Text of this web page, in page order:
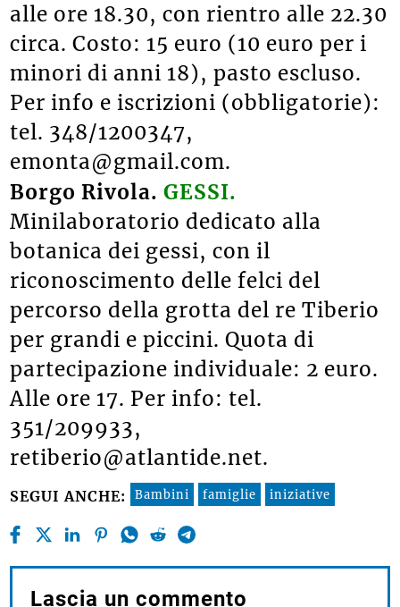
alle ore 18.30, con rientro alle 22.30
circa. Costo: 15 euro (10 euro per i
minori di anni 18), pasto escluso.
Per info e iscrizioni (obbligatorie):
tel. 348/1200347,
emonta@gmail.com.
Borgo Rivola. GESSI.
Minilaboratorio dedicato alla
botanica dei gessi, con il
riconoscimento delle felci del
percorso della grotta del re Tiberio
per grandi e piccini. Quota di
partecipazione individuale: 2 euro.
Alle ore 17. Per info: tel.
351/209933,
retiberio@atlantide.net.
SEGUI ANCHE: Bambini famiglie iniziative
Lascia un commento